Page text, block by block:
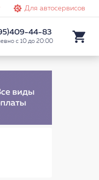
Для автосервисов
44-83
с 10 до 20:00